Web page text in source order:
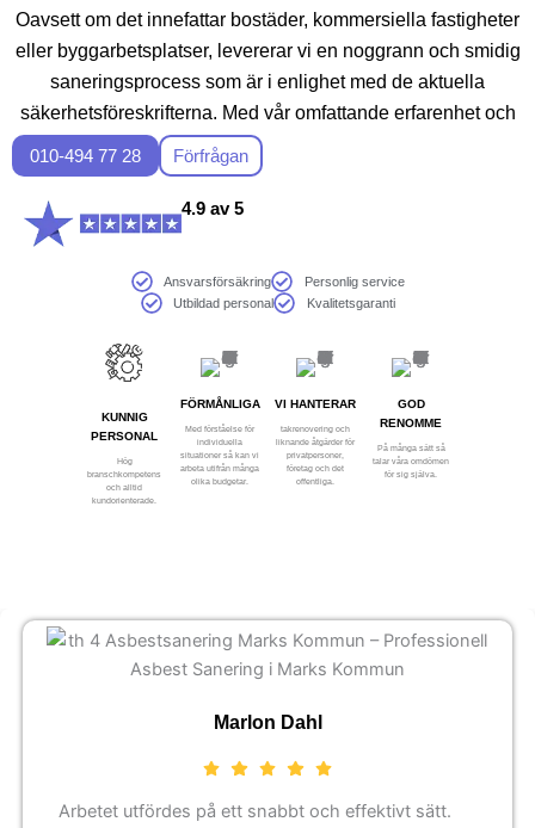
Oavsett om det innefattar bostäder, kommersiella fastigheter
eller byggarbetsplatser, levererar vi en noggrann och smidig
saneringsprocess som är i enlighet med de aktuella
säkerhetsföreskrifterna. Med vår omfattande erfarenhet och
åtagande för kvalitet, kan du vara trygg med ditt projekt är i
trygga händer med Skepiab. Ta kontakt idag för guidning och
en kostnadsfri bedömning.
010-494 77 28 Förfrågan
4.9 av 5
Ansvarsförsäkring
Personlig service
Utbildad personal
Kvalitetsgaranti
KUNNIG
PERSONAL
Hög
branschkompetens
och alltid
kundorienterade.
FÖRMÅNLIGA
Med förståelse för
individuella
situationer så kan vi
arbeta utifrån många
olika budgetar.
VI HANTERAR
takrenovering och
liknande åtgärder för
privatpersoner,
företag och det
offentliga.
GOD
RENOMME
På många sätt så
talar våra omdömen
för sig själva.
Marlon Dahl
Arbetet utfördes på ett snabbt och effektivt sätt.